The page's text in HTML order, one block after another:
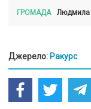
ГРОМАДА Людмила
Джерело: Ракурс